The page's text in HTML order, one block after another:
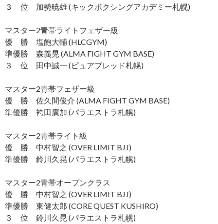
３ 位 加勢暁雄 (キックボクシングアカデミー札幌)
マスター2青帯ライトフェザー級
優 勝 塩飽大輔 (HLCGYM)
準優勝 森義晃 (ALMA FIGHT GYM BASE)
３ 位 田中誠一 (ピュアブレッド札幌)
マスター2青帯フェザー級
優 勝 佐久間俊介 (ALMA FIGHT GYM BASE)
準優勝 袴田廣加 (パラエストラ札幌)
マスター2青帯ライト級
優 勝 中村智之 (OVER LIMIT BJJ)
準優勝 鈴川久晃 (パラエストラ札幌)
マスター2青帯オープンクラス
優 勝 中村智之 (OVER LIMIT BJJ)
準優勝 東健太郎 (CORE QUEST KUSHIRO)
３ 位 鈴川久晃 (パラエストラ札幌)